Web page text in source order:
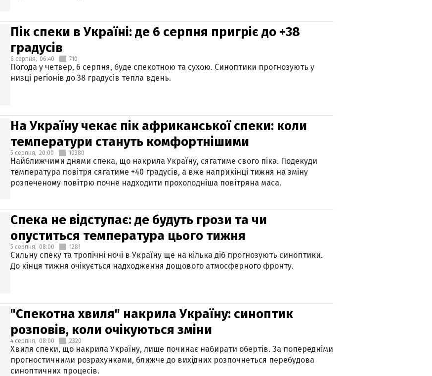
Пік спеки в Україні: де 6 серпня пригріє до +38
градусів
6 серпня, 06:40 710
Погода у четвер, 6 серпня, буде спекотною та сухою. Синоптики прогнозують у
низці регіонів до 38 градусів тепла вдень.
На Україну чекає пік африканської спеки: коли
температури стануть комфортнішими
5 серпня, 20:00 10380
Найближчими днями спека, що накрила Україну, сягатиме свого піка. Подекуди
температура повітря сягатиме +40 градусів, а вже наприкінці тижня на зміну
розпеченому повітрю почне надходити прохолодніша повітряна маса.
Спека не відступає: де будуть грози та чи
опуститься температура цього тижня
5 серпня, 08:00 1281
Сильну спеку та тропічні ночі в Україну ще на кілька діб прогнозують синоптики.
До кінця тижня очікується надходження дощового атмосферного фронту.
"Спекотна хвиля" накрила Україну: синоптик
розповів, коли очікуються зміни
4 серпня, 08:00 2320
Хвиля спеки, що накрила Україну, лише починає набирати обертів. За попередніми
прогностичними розрахунками, ближче до вихідних розпочнеться перебудова
синоптичних процесів.